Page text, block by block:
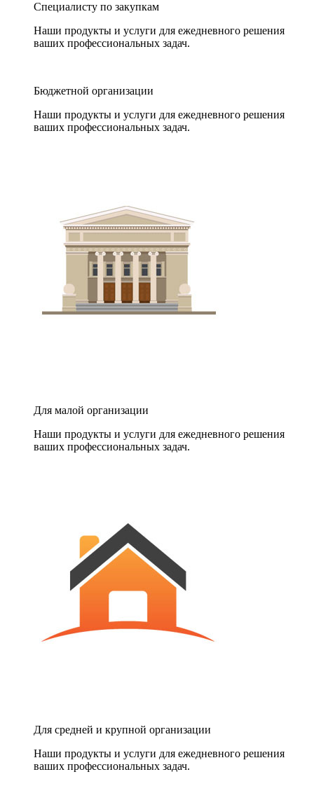
Специалисту по закупкам
Наши продукты и услуги для ежедневного решения
ваших профессиональных задач.
Бюджетной организации
Наши продукты и услуги для ежедневного решения
ваших профессиональных задач.
Для малой организации
Наши продукты и услуги для ежедневного решения
ваших профессиональных задач.
Для средней и крупной организации
Наши продукты и услуги для ежедневного решения
ваших профессиональных задач.